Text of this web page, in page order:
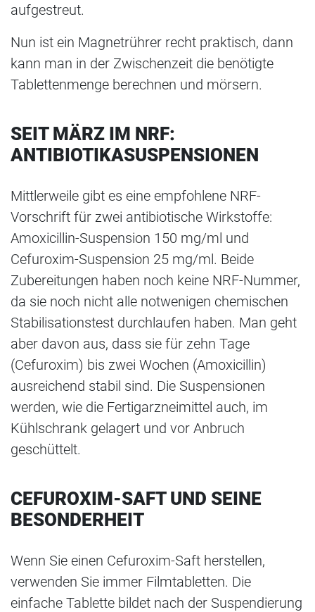
aufgestreut.
Nun ist ein Magnetrührer recht praktisch, dann
kann man in der Zwischenzeit die benötigte
Tablettenmenge berechnen und mörsern.
SEIT MÄRZ IM NRF:
ANTIBIOTIKASUSPENSIONEN
Mittlerweile gibt es eine empfohlene NRF-
Vorschrift für zwei antibiotische Wirkstoffe:
Amoxicillin-Suspension 150 mg/ml und
Cefuroxim-Suspension 25 mg/ml. Beide
Zubereitungen haben noch keine NRF-Nummer,
da sie noch nicht alle notwenigen chemischen
Stabilisationstest durchlaufen haben. Man geht
aber davon aus, dass sie für zehn Tage
(Cefuroxim) bis zwei Wochen (Amoxicillin)
ausreichend stabil sind. Die Suspensionen
werden, wie die Fertigarzneimittel auch, im
Kühlschrank gelagert und vor Anbruch
geschüttelt.
CEFUROXIM-SAFT UND SEINE
BESONDERHEIT
Wenn Sie einen Cefuroxim-Saft herstellen,
verwenden Sie immer Filmtabletten. Die
einfache Tablette bildet nach der Suspendierung